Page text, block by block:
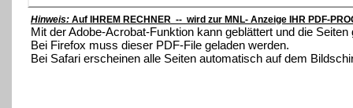
Hinweis: Auf IHREM RECHNER -- wird zur MNL- Anzeige IHR PDF-
Mit der Adobe-Acrobat-Funktion kann geblättert und die
Bei Firefox muss dieser PDF-File geladen werden.
Bei Safari erscheinen alle Seiten automatisch auf dem